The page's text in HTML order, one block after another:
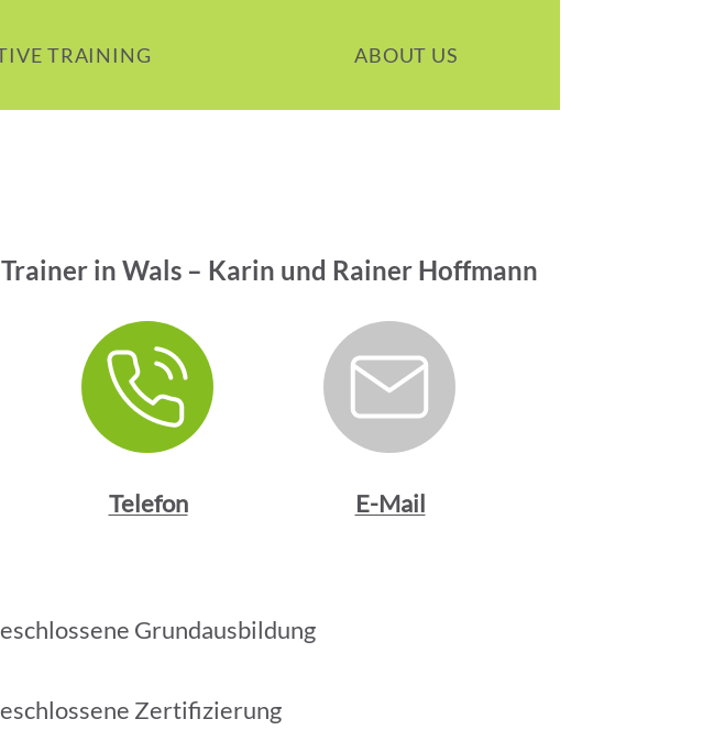
TRAINING ABOUT US
in Wals – Karin und Rainer Hoffmann
Telefon E-Mail
Grundausbildung
Zertifizierung